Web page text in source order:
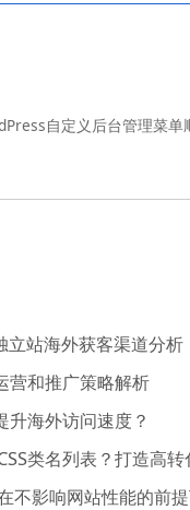
自定义后台管理菜单
立站海外获客渠道分析
营和推广策略解析
海外访问速度？
类名列表？打造高转
不影响网站性能的前